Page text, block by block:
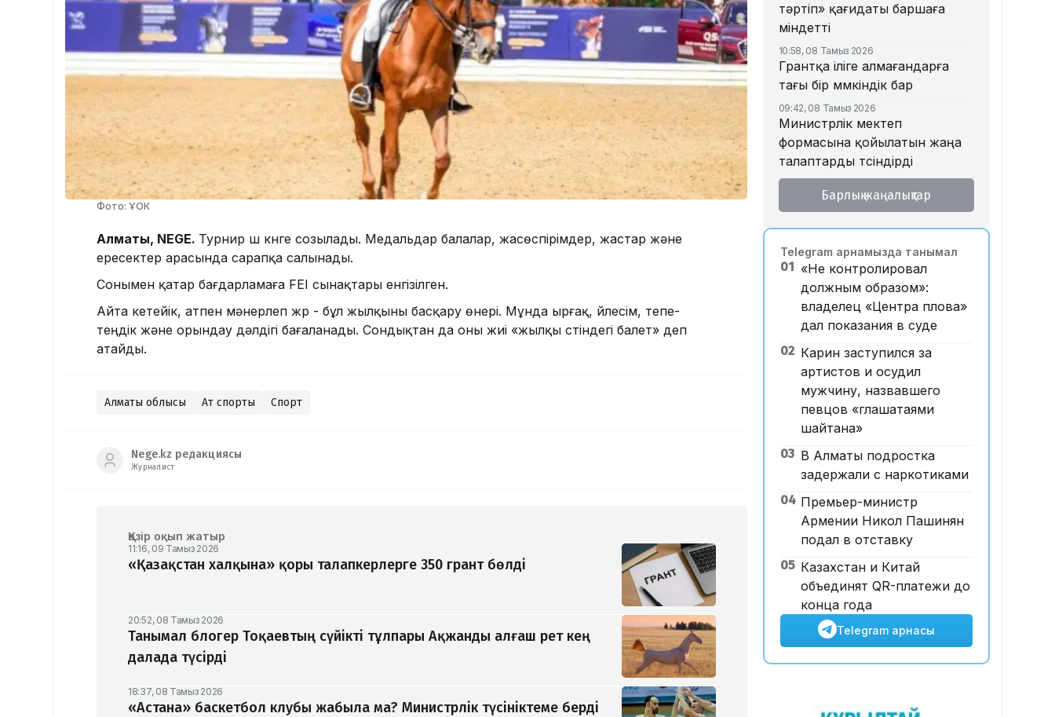
Фото: ҰОК
Алматы, NEGE. Турнир үш күнге созылады. Медальдар балалар, жасөспірімдер, жастар және
ересектер арасында сарапқа салынады.
Сонымен қатар бағдарламаға FEI сынақтары енгізілген.
Айта кетейік, атпен мәнерлеп жүр - бұл жылқыны басқару өнері. Мұнда ырғақ, үйлесім, тепе-
теңдік және орындау дәлдігі бағаланады. Сондықтан да оны жиі «жылқы үстіндегі балет» деп
атайды.
Алматы облысы Ат спорты Спорт
Nege.kz редакциясы
Журналист
Қазір оқып жатыр
11:16, 09 Тамыз 2026
«Қазақстан халқына» қоры талапкерлерге 350 грант бөлді
20:52, 08 Тамыз 2026
Танымал блогер Тоқаевтың сүйікті тұлпары Ақжанды алғаш рет кең
далада түсірді
18:37, 08 Тамыз 2026
«Астана» баскетбол клубы жабыла ма? Министрлік түсініктеме берді
тәртіп» қағидаты баршаға
міндетті
10:58, 08 Тамыз 2026
Грантқа іліге алмағандарға
тағы бір мүмкіндік бар
09:42, 08 Тамыз 2026
Министрлік мектеп
формасына қойылатын жаңа
талаптарды түсіндірді
18:46, 07 Тамыз 2026
Тойда уағыз айтып, басы
17:47, 07 Тамыз 2026
«Ресейден жеткізілген»:
Алматыда жалған көлік
нөмірлерін сатқан тұрғын
ұсталды
17:29, 07 Тамыз 2026
ЕҮАК отырысында
электрондық сауда туралы
келісімге қол қойылды
16:49, 07 Тамыз 2026
Алматыдағы «Байсат»
базары аукционда 24,7 млрд
теңгеге сатылды
Барлық жаңалықтар
Telegram арнамызда танымал
01 «Не контролировал
должным образом»:
владелец «Центра плова»
дал показания в суде
02 Карин заступился за
артистов и осудил
мужчину, назвавшего
певцов «глашатаями
шайтана»
03 В Алматы подростка
задержали с наркотиками
04 Премьер-министр
Армении Никол Пашинян
подал в отставку
05 Казахстан и Китай
объединят QR-платежи до
конца года
Telegram арнасы